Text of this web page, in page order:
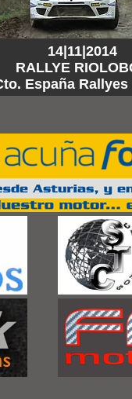
14|11|2014
RALLYE
España